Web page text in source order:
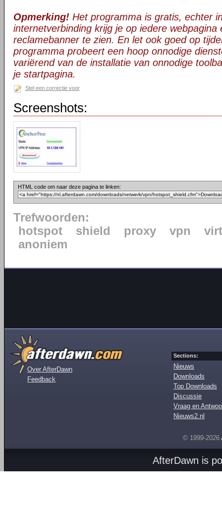
Opmerking! Het programma is gratis, echter
internetverbinding krijg je op iedere webpagina
reclamebanner te zien. En let ook goed op
programma probeert een hoop onnodige
variërend van de installatie van onnodige
je startpagina.
Stel een correctie voor
Screenshots:
HTML code om naar deze pagina te linken:
Trefwoorden:
hotspot
shield proxy vpn
anoniem
Over AfterDawn
Feedback
Sections:
Nieuws
Downloads
Top Downloads
Discussie
Vraag en
Nieuws2.nl
© 1999-2026
AfterDawn is